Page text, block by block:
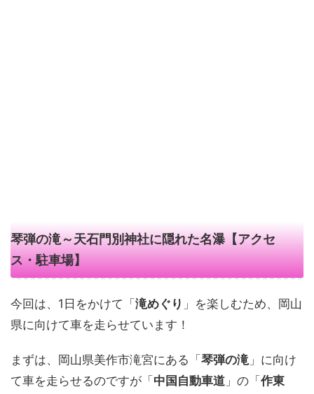
琴弾の滝～天石門別神社に隠れた名瀑【アクセ
ス・駐車場】
今回は、1日をかけて「 滝めぐり 」を楽しむため、岡山
県に向けて車を走らせています！
まずは、岡山県美作市滝宮にある「 琴弾の滝」に向け
て車を走らせるのですが「 中国自動車道 」の「 作東